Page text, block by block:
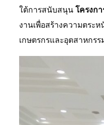
ใต้การสนับสนุน โครงก
งานเพื่อสร้างความตระ
เกษตรกรและอุตสาหกร